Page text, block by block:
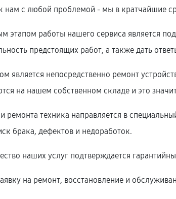
нам с любой проблемой - мы в кратчайшие
этапом работы нашего сервиса является
предстоящих работ, а также дать
является непосредственно ремонт
на нашем собственном складе и это
ремонта техника направляется в
брака, дефектов и недоработок.
наших услуг подтверждается
на ремонт, восстановление и